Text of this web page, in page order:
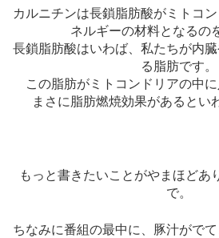
カルニチンは長鎖脂肪酸がミトコ
ネルギーの材料となるの
長鎖脂肪酸はいわば、私たちが内
る脂肪です。
この脂肪がミトコンドリアの中に
まさに脂肪燃焼効果があるとい
もっと書きたいことがやまほどあ
で。
ちなみに番組の最中に、豚汁がで